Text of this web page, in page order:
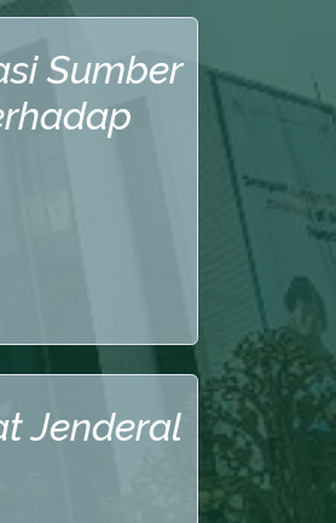
Sumber
Jenderal